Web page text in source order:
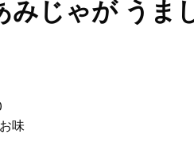
みじゃが うま
味